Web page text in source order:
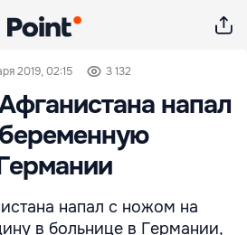
2019, 02:15 3 132
напал
напал с ножом на
в больнице в Германии,